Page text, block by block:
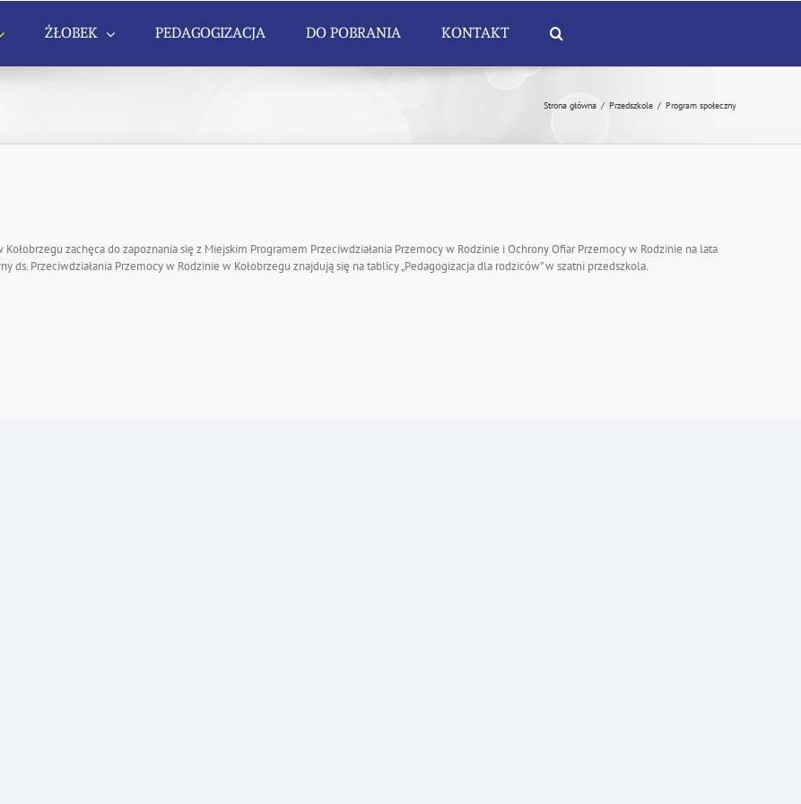
ŻŁOBEK PEDAGOGIZACJA DO POBRANIA KONTAKT
Strona główna / Przedszkole / Program społeczny
zachęca do zapoznania się z Miejskim Programem Przeciwdziałania Przemocy w Rodzinie i Ochrony Ofiar Przemocy w Rodzinie na lata
Przeciwdziałania Przemocy w Rodzinie w Kołobrzegu znajdują się na tablicy „Pedagogizacja dla rodziców” w szatni przedszkola.